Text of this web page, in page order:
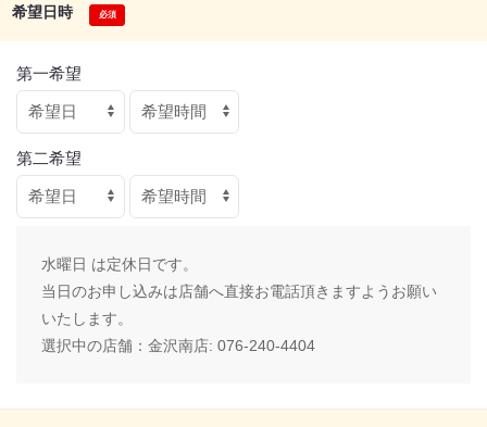
希望日時
第一希望
第二希望
水曜日 は定休日です。
当日のお申し込みは店舗へ直接お電話頂きますようお願い
いたします。
選択中の店舗： 金沢南店: 076-240-4404